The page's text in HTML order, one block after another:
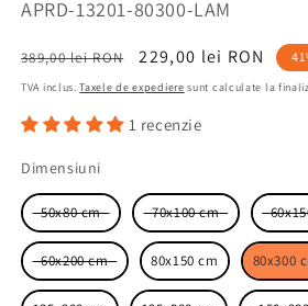
SKU:
APRD-13201-80300-LAM
Preț
obișnuit
389,00 lei RON
Preț
redus
229,00 lei RON
TVA inclus.Taxele de expediere sunt calculate la
1 recenzie
Dimensiuni
50x80 cm 70x100 cm
60x200 cm 80x150 cm 80x300